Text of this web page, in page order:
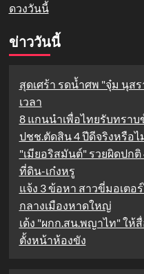
ดวงวันนี้
ข่าววันนี้
สุดเศร้า รดน้ำศพ "จุ๋ม นุส
เวลา
8 แกนนำเพื่อไทยรับทรา
ปชช.ตัดสิน 4 ปีดีจริงหรือไ
"เมียอริสมันต์" รวยผิดปกติ
ที่ดิน-เก๋งหรู
แจ้ง 3 ข้อหา สาวขี่มอเตอ
กลางเมืองหาดใหญ่
เด้ง "ผกก.สน.พญาไท" ใ
ตั้งหน้าห้องขัง